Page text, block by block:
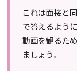
これは面接と
で答えるよう
動画を観るた
ましょう。